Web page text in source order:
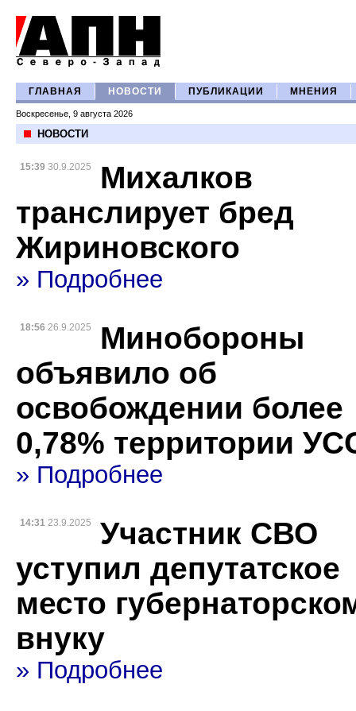
ГЛАВНАЯ НОВОСТИ ПУБЛИКАЦИИ МНЕНИЯ
Воскресенье, 9 августа 2026
НОВОСТИ
15:39 30.9.2025
Михалков
транслирует бред
Жириновского
» Подробнее
18:56 26.9.2025
Минобороны
объявило об
освобождении более
0,78% территории
» Подробнее
14:31 23.9.2025
Участник СВО
уступил депутатское
место
внуку
» Подробнее